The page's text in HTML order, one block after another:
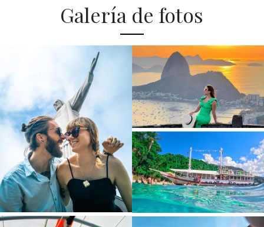
Galería de fotos